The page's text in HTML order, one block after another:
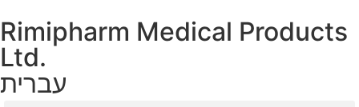
Rimipharm Medical Products
Ltd.
עברית